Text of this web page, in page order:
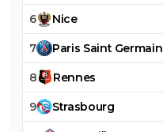
6 Nice
7 Paris Saint Germain
8 Rennes
9 Strasbourg